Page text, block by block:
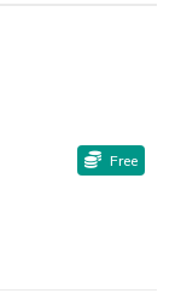
Free